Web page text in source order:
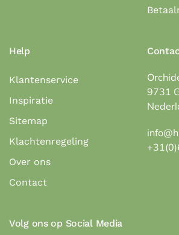
Help
Klantenservice
Inspiratie
Sitemap
Klachtenregeling
Over ons
Contact
9731
Volg ons op Social Media